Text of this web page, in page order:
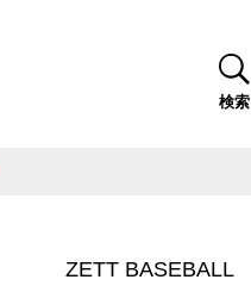
検索
ZETT BASEBALL